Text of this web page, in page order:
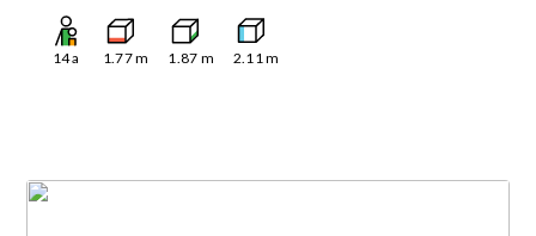
14a 1.77m 1.87 m 2.11m